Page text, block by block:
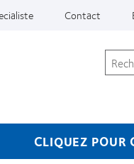
Contact
CLIQUEZ POUR